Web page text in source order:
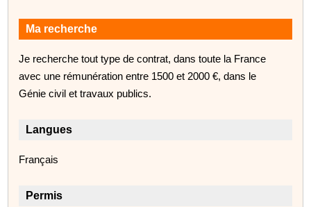
Ma recherche
Je recherche tout type de contrat, dans toute la France
avec une rémunération entre 1500 et 2000 €, dans le
Génie civil et travaux publics.
Langues
Français
Permis